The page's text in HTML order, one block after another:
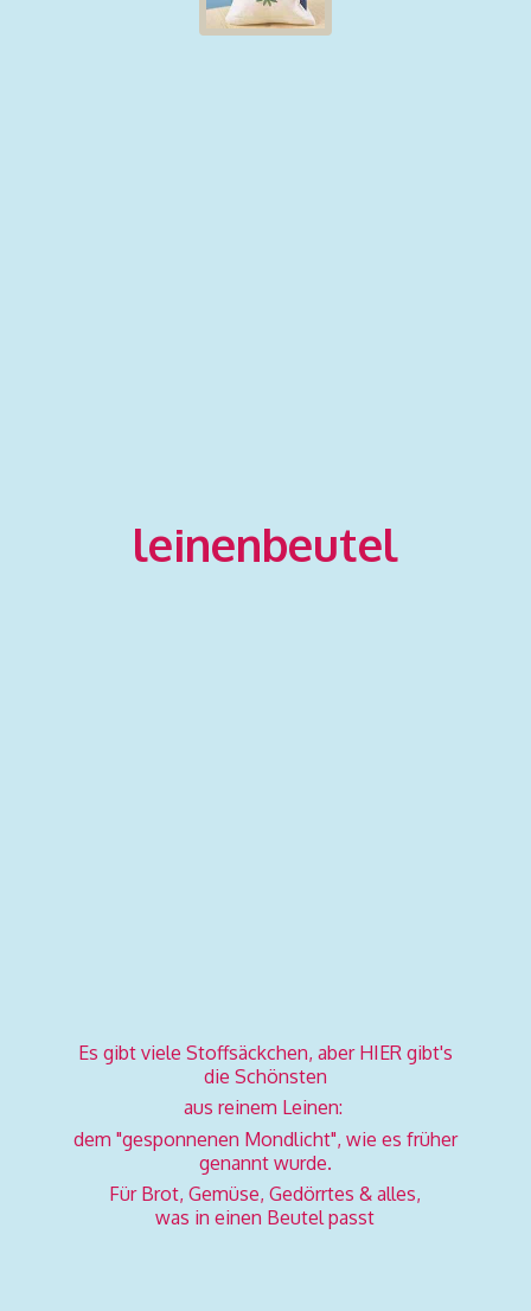
leinenbeutel
Es gibt viele Stoffsäckchen, aber HIER gibt's
die Schönsten
aus reinem Leinen:
dem "gesponnenen Mondlicht", wie es früher
genannt wurde.
Für Brot, Gemüse, Gedörrtes & alles,
was in einen Beutel passt